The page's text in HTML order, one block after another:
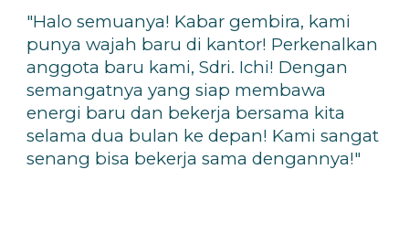
"Halo semuanya! Kabar gembira, kami
punya wajah baru di kantor! Perkenalkan
anggota baru kami, Sdri. Ichi! Dengan
semangatnya yang siap membawa
energi baru dan bekerja bersama kita
selama dua bulan ke depan! Kami sangat
senang bisa bekerja sama dengannya!"